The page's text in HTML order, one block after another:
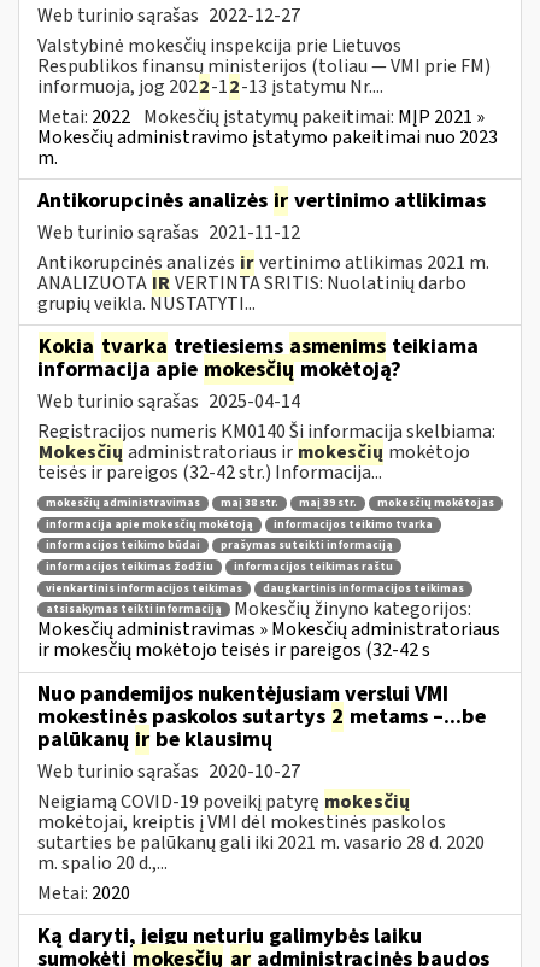
Web turinio sąrašas 2022-12-27
Valstybinė mokesčių inspekcija prie Lietuvos
Respublikos finansų ministerijos (toliau — VMI prie FM)
informuoja, jog 2022-12-13 įstatymu Nr....
Metai: 2022 Mokesčių įstatymų pakeitimai: MĮP 2021 »
Mokesčių administravimo įstatymo pakeitimai nuo 2023
m.
Antikorupcinės analizės ir vertinimo atlikimas
Web turinio sąrašas 2021-11-12
Antikorupcinės analizės irvertinimo atlikimas 2021 m.
ANALIZUOTA IRVERTINTA SRITIS: Nuolatinių darbo
grupių veikla. NUSTATYTI...
Kokia tvarka tretiesiems asmenims teikiama
informacija apie mokesčiųmokėtoją?
Web turinio sąrašas 2025-04-14
Registracijos numeris KM0140 Ši informacija skelbiama:
Mokesčių administratoriaus ir mokesčių mokėtojo
teisės ir pareigos (32-42 str.) Informacija...
mokesčių administravimas maį 38 str. maį 39 str.
mokesčių mokėtojas
informacija apie mokesčių mokėtoją
informacijos teikimo tvarka
informacijos teikimo būdai
prašymas suteikti informaciją
informacijos teikimas žodžiu
informacijos teikimas raštu
vienkartinis informacijos teikimas
daugkartinis informacijos teikimas
atsisakymas teikti informaciją
Mokesčių žinyno kategorijos:
Mokesčių administravimas » Mokesčių administratoriaus
ir mokesčių mokėtojo teisės ir pareigos (32-42 s
Nuo pandemijos nukentėjusiam verslui VMI
mokestinės paskolos sutartys 2 metams –...be
palūkanų ir be klausimų
Web turinio sąrašas 2020-10-27
Neigiamą COVID-19 poveikį patyrę mokesčių
mokėtojai, kreiptis į VMI dėl mokestinės paskolos
sutarties be palūkanų gali iki 2021 m. vasario 28 d. 2020
m. spalio 20 d.,...
Metai: 2020
Ką daryti, jeigu neturiu galimybės laiku
sumokėti mokesčių ar administracinės baudos